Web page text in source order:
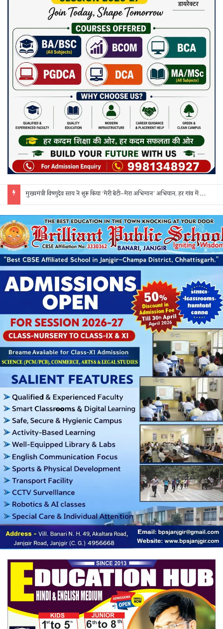
मुख्यमंत्री विष्णुदेव साय ने शुरू किया ‘मेरी बेटी–मेरा अभिमान’ अभियान, हर गांव में मुक्तिधाम और हर स्कूल में बालिका शौचालय